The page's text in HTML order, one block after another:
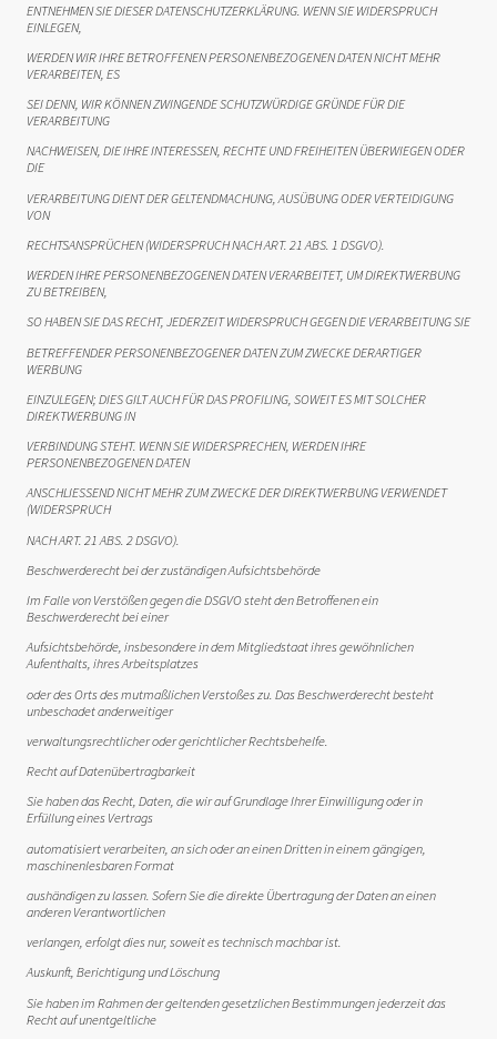
ENTNEHMEN SIE DIESER DATENSCHUTZERKLÄRUNG. WENN SIE WIDERSPRUCH
EINLEGEN,
WERDEN WIR IHRE BETROFFENEN PERSONENBEZOGENEN DATEN NICHT MEHR
VERARBEITEN, ES
SEI DENN, WIR KÖNNEN ZWINGENDE SCHUTZWÜRDIGE GRÜNDE FÜR DIE
VERARBEITUNG
NACHWEISEN, DIE IHRE INTERESSEN, RECHTE UND FREIHEITEN ÜBERWIEGEN ODER
DIE
VERARBEITUNG DIENT DER GELTENDMACHUNG, AUSÜBUNG ODER VERTEIDIGUNG
VON
RECHTSANSPRÜCHEN (WIDERSPRUCH NACH ART. 21 ABS. 1 DSGVO).
WERDEN IHRE PERSONENBEZOGENEN DATEN VERARBEITET, UM DIREKTWERBUNG
ZU BETREIBEN,
SO HABEN SIE DAS RECHT, JEDERZEIT WIDERSPRUCH GEGEN DIE VERARBEITUNG SIE
BETREFFENDER PERSONENBEZOGENER DATEN ZUM ZWECKE DERARTIGER
WERBUNG
EINZULEGEN; DIES GILT AUCH FÜR DAS PROFILING, SOWEIT ES MIT SOLCHER
DIREKTWERBUNG IN
VERBINDUNG STEHT. WENN SIE WIDERSPRECHEN, WERDEN IHRE
PERSONENBEZOGENEN DATEN
ANSCHLIESSEND NICHT MEHR ZUM ZWECKE DER DIREKTWERBUNG VERWENDET
(WIDERSPRUCH
NACH ART. 21 ABS. 2 DSGVO).
Beschwerderecht bei der zuständigen Aufsichtsbehörde
Im Falle von Verstößen gegen die DSGVO steht den Betroffenen ein
Beschwerderecht bei einer
Aufsichtsbehörde, insbesondere in dem Mitgliedstaat ihres gewöhnlichen
Aufenthalts, ihres Arbeitsplatzes
oder des Orts des mutmaßlichen Verstoßes zu. Das Beschwerderecht besteht
unbeschadet anderweitiger
verwaltungsrechtlicher oder gerichtlicher Rechtsbehelfe.
Recht auf Datenübertragbarkeit
Sie haben das Recht, Daten, die wir auf Grundlage Ihrer Einwilligung oder in
Erfüllung eines Vertrags
automatisiert verarbeiten, an sich oder an einen Dritten in einem gängigen,
maschinenlesbaren Format
aushändigen zu lassen. Sofern Sie die direkte Übertragung der Daten an einen
anderen Verantwortlichen
verlangen, erfolgt dies nur, soweit es technisch machbar ist.
Auskunft, Berichtigung und Löschung
Sie haben im Rahmen der geltenden gesetzlichen Bestimmungen jederzeit das
Recht auf unentgeltliche